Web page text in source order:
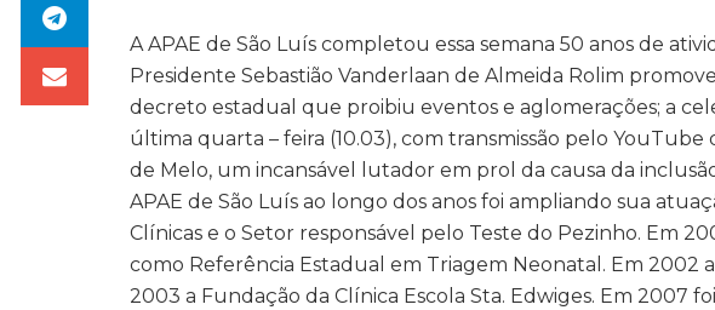
A APAE de São Luís completou essa semana 50 anos de
Presidente Sebastião Vanderlaan de Almeida Rolim
decreto estadual que proibiu eventos e aglomerações; a
última quarta – feira (10.03), com transmissão pelo
de Melo, um incansável lutador em prol da causa da
APAE de São Luís ao longo dos anos foi ampliando sua
Clínicas e o Setor responsável pelo Teste do Pezinho. Em
como Referência Estadual em Triagem Neonatal. Em 2002
2003 a Fundação da Clínica Escola Sta. Edwiges. Em 2007